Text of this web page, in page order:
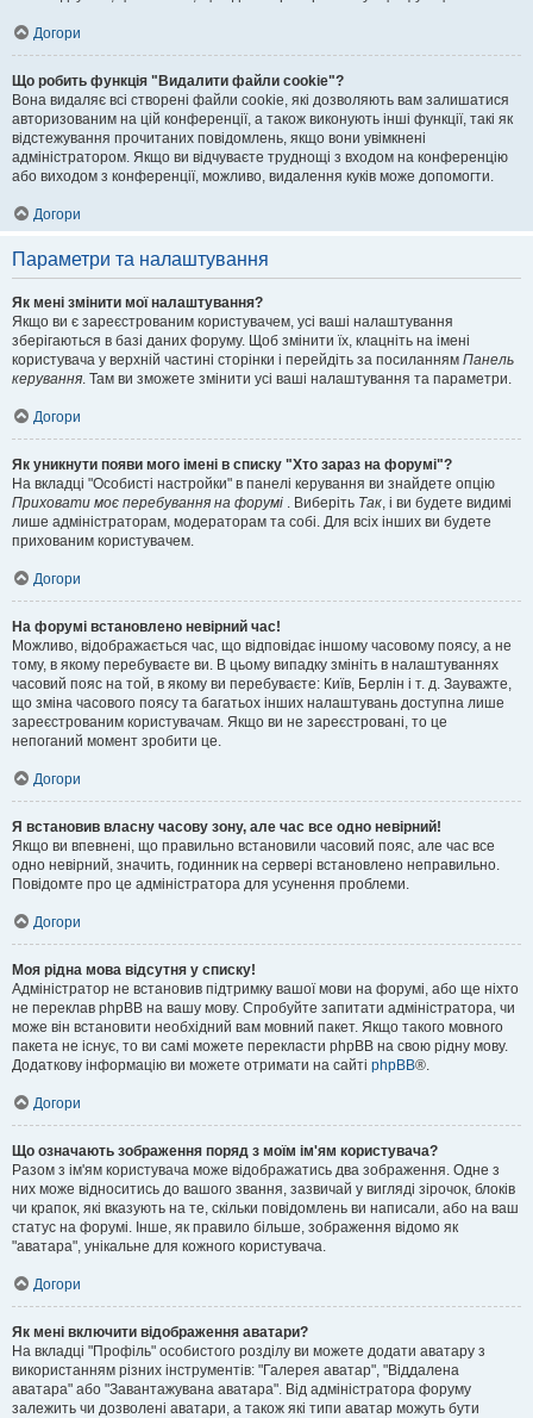
Догори
Що робить функція "Видалити файли cookie"?
Вона видаляє всі створені файли cookie, які дозволяють вам залишатися
авторизованим на цій конференції, а також виконують інші функції, такі як
відстежування прочитаних повідомлень, якщо вони увімкнені
адміністратором. Якщо ви відчуваєте труднощі з входом на конференцію
або виходом з конференції, можливо, видалення куків може допомогти.
Догори
Параметри та налаштування
Як мені змінити мої налаштування?
Якщо ви є зареєстрованим користувачем, усі ваші налаштування
зберігаються в базі даних форуму. Щоб змінити їх, клацніть на імені
користувача у верхній частині сторінки і перейдіть за посиланням Панель
керування. Там ви зможете змінити усі ваші налаштування та параметри.
Догори
Як уникнути появи мого імені в списку "Хто зараз на форумі"?
На вкладці "Особисті настройки" в панелі керування ви знайдете опцію
Приховати моє перебування на форумі . Виберіть Так, і ви будете видимі
лише адміністраторам, модераторам та собі. Для всіх інших ви будете
прихованим користувачем.
Догори
На форумі встановлено невірний час!
Можливо, відображається час, що відповідає іншому часовому поясу, а не
тому, в якому перебуваєте ви. В цьому випадку змініть в налаштуваннях
часовий пояс на той, в якому ви перебуваєте: Київ, Берлін і т. д. Зауважте,
що зміна часового поясу та багатьох інших налаштувань доступна лише
зареєстрованим користувачам. Якщо ви не зареєстровані, то це
непоганий момент зробити це.
Догори
Я встановив власну часову зону, але час все одно невірний!
Якщо ви впевнені, що правильно встановили часовий пояс, але час все
одно невірний, значить, годинник на сервері встановлено неправильно.
Повідомте про це адміністратора для усунення проблеми.
Догори
Моя рідна мова відсутня у списку!
Адміністратор не встановив підтримку вашої мови на форумі, або ще ніхто
не переклав phpBB на вашу мову. Спробуйте запитати адміністратора, чи
може він встановити необхідний вам мовний пакет. Якщо такого мовного
пакета не існує, то ви самі можете перекласти phpBB на свою рідну мову.
Додаткову інформацію ви можете отримати на сайті phpBB®.
Догори
Що означають зображення поряд з моїм ім'ям користувача?
Разом з ім'ям користувача може відображатись два зображення. Одне з
них може відноситись до вашого звання, зазвичай у вигляді зірочок, блоків
чи крапок, які вказують на те, скільки повідомлень ви написали, або на ваш
статус на форумі. Інше, як правило більше, зображення відомо як
"аватара", унікальне для кожного користувача.
Догори
Як мені включити відображення аватари?
На вкладці "Профіль" особистого розділу ви можете додати аватару з
використанням різних інструментів: "Галерея аватар", "Віддалена
аватара" або "Завантажувана аватара". Від адміністратора форуму
залежить чи дозволені аватари, а також які типи аватар можуть бути